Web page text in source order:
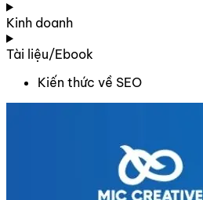
Kinh doanh
Tài liệu/Ebook
Kiến thức về SEO